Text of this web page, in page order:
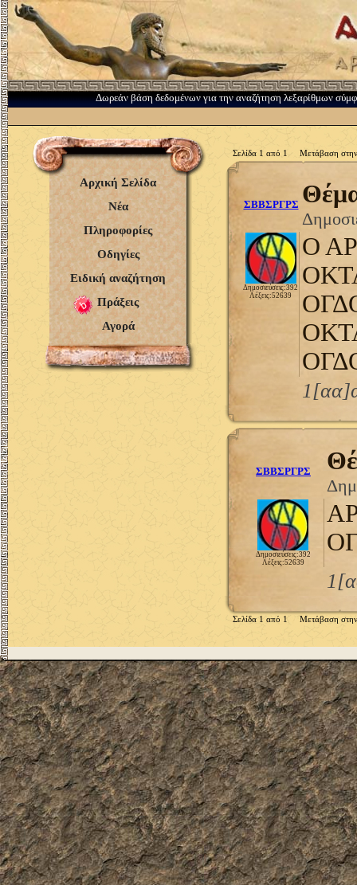
Δωρεάν βάση δεδομένων για την αναζήτηση λεξαρίθμων
Αρχική Σελίδα
Νέα
Πληροφορίες
Οδηγίες
Ειδική αναζήτηση
Πράξεις
Αγορά
Σελίδα 1 από 1 Μετάβαση
ΣΒΒΣΡΓΡΣ
Δημοσιεύσεις:392
Λέξεις:52639
Ο
ΣΒΒΣΡΓΡΣ
Δημοσιεύσεις:392
Λέξεις:52639
Σελίδα 1 από 1 Μετάβαση